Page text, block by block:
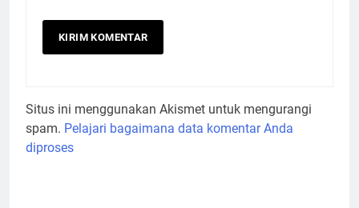
Situs ini menggunakan Akismet untuk mengurangi
spam. Pelajari bagaimana data komentar Anda
diproses